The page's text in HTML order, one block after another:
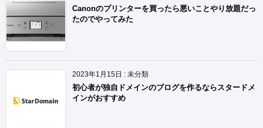
Canonのプリンターを買ったら悪いことやり放題だっ
たのでやってみた
2023年1月15日 : 未分類
初心者が独自ドメインのブログを作るならスタードメ
インがおすすめ